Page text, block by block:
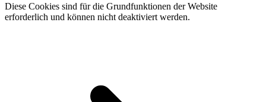
Diese Cookies sind für die Grundfunktionen der Website
erforderlich und können nicht deaktiviert werden.